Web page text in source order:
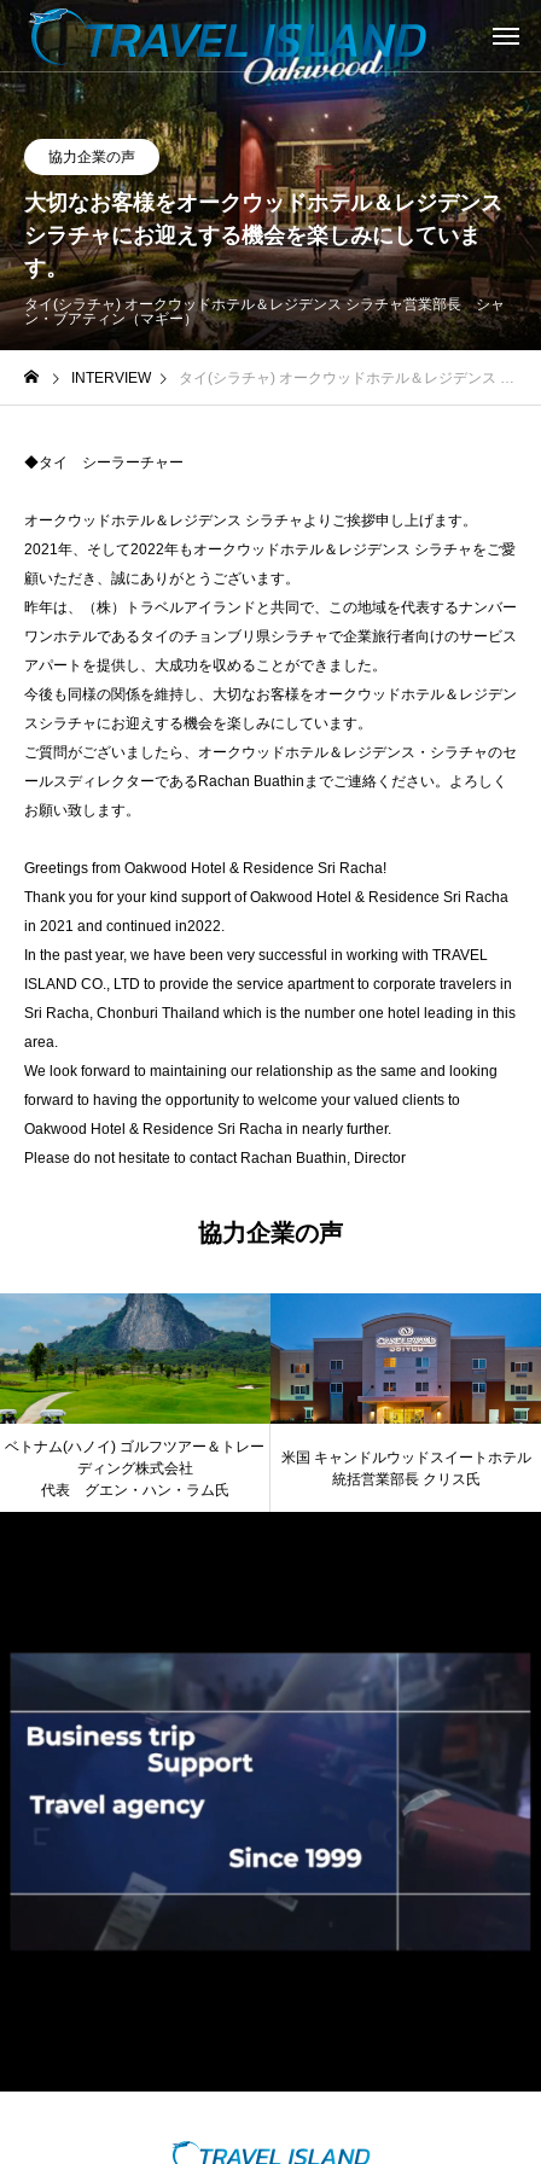
協力企業の声
大切なお客様をオークウッドホテル＆レジデンス
シラチャにお迎えする機会を楽しみにしていま
す。
タイ(シラチャ) オークウッドホテル＆レジデンス シラチャ営業部長 シャ
ン・ブアティン（マギー）
INTERVIEW タイ(シラチャ) オークウッドホテル＆レジデンス シラチャ
◆タイ シーラーチャー
オークウッドホテル＆レジデンス シラチャよりご挨拶申し上げます。
2021年、そして2022年もオークウッドホテル＆レジデンス シラチャをご愛
顧いただき、誠にありがとうございます。
昨年は、（株）トラベルアイランドと共同で、この地域を代表するナンバー
ワンホテルであるタイのチョンブリ県シラチャで企業旅行者向けのサービス
アパートを提供し、大成功を収めることができました。
今後も同様の関係を維持し、大切なお客様をオークウッドホテル＆レジデン
スシラチャにお迎えする機会を楽しみにしています。
ご質問がございましたら、オークウッドホテル＆レジデンス・シラチャのセ
ールスディレクターであるRachan Buathinまでご連絡ください。よろしく
お願い致します。
Greetings from Oakwood Hotel & Residence Sri Racha!
Thank you for your kind support of Oakwood Hotel & Residence Sri Racha
in 2021 and continued in2022.
In the past year, we have been very successful in working with TRAVEL
ISLAND CO., LTD to provide the service apartment to corporate travelers in
Sri Racha, Chonburi Thailand which is the number one hotel leading in this
area.
We look forward to maintaining our relationship as the same and looking
forward to having the opportunity to welcome your valued clients to
Oakwood Hotel & Residence Sri Racha in nearly further.
Please do not hesitate to contact Rachan Buathin, Director
協力企業の声
ベトナム(ハノイ) ゴルフツアー＆トレー
ディング株式会社
代表 グエン・ハン・ラム氏
米国 キャンドルウッドスイートホテル
統括営業部長 クリス氏